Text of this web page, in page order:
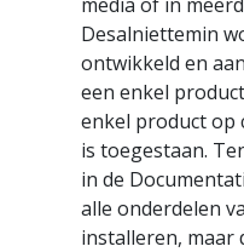
Desalniettemin
ontwikkeld en
een enkel
enkel product op
is toegestaan.
in de
alle onderdelen
installeren, maar